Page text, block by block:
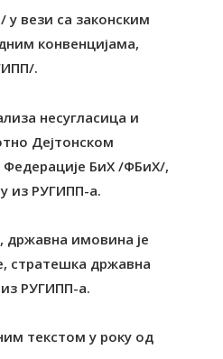
вези са законским
конвенцијама,
.
несугласица и
Дејтонском
Федерације БиХ /ФБиХ/,
из РУГИПП-а.
државна имовина је
стратешка државна
РУГИПП-а.
текстом у року од